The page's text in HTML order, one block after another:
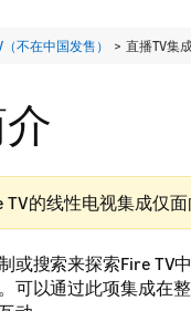
不在中国发售） > 直播TV集
TV的线性电视集成仅面
或搜索来探索Fire TV
可以通过此项集成在